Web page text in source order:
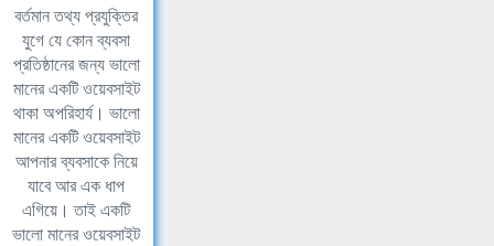
বর্তমান তথ্য প্রযুক্তির
যুগে যে কোন ব্যবসা
প্রতিষ্ঠানের জন্য ভালো
মানের একটি ওয়েবসাইট
থাকা অপরিহার্য। ভালো
মানের একটি ওয়েবসাইট
আপনার ব্যবসাকে নিয়ে
যাবে আর এক ধাপ
এগিয়ে। তাই একটি
ভালো মানের ওয়েবসাইট